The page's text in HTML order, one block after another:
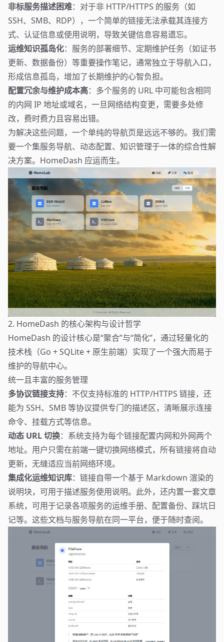
非标服务描述困难：对于非 HTTP/HTTPS 的服务（如
SSH、SMB、RDP），一个简单的链接无法承载其连接方
式、认证信息或使用说明，导致关键信息容易遗忘。
运维知识孤岛化：服务的部署细节、定期维护任务（如证书
更新、数据备份）等重要操作笔记，通常独立于导航入口，
形成信息孤岛，增加了长期维护的心智负担。
配置冗余与维护成本高：多个服务的 URL 中可能包含相同
的内网 IP 地址或域名，一旦网络结构变更，需要多处修
改，费时费力且容易出错。
为解决这些问题，一个单纯的导航页是远远不够的。我们需
要一个集服务导航、动态配置、知识管理于一体的综合性解
决方案。HomeDash 应运而生。
2. HomeDash 的核心架构与设计哲学
HomeDash 的设计核心是“聚合”与“简化”，通过轻量化的
技术栈（Go + SQLite + 原生前端）实现了一个强大而易于
维护的导航中心。
统一且丰富的服务管理
多协议链接支持：不仅支持标准的 HTTP/HTTPS 链接，还
能为 SSH、SMB 等协议提供专门的描述区，清晰展示连接
命令、挂载方式等信息。
动态 URL 切换：系统支持为每个链接配置内网和外网两个
地址。用户只需在前端一键切换网络模式，所有链接将自动
更新，无缝适应当前网络环境。
集成化运维知识库：链接自带一个基于 Markdown 渲染的
说明块，可用于描述服务使用说明。此外，还内置一套文章
系统，可用于记录各项服务的运维手册、配置备份、踩坑日
记等。这些文档与服务导航在同一平台，便于随时查阅。